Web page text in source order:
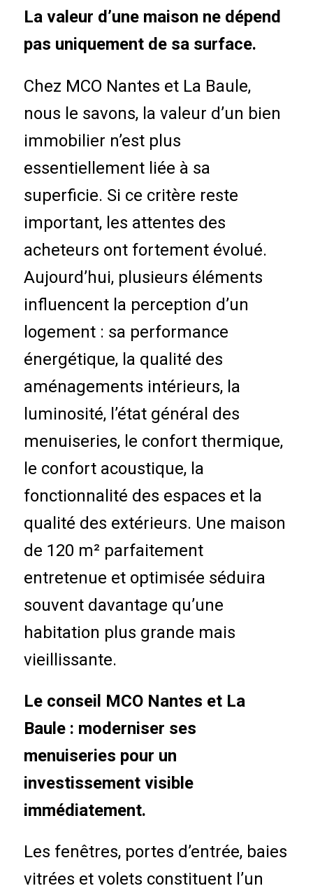
La valeur d’une maison ne dépend
pas uniquement de sa surface.
Chez MCO Nantes et La Baule,
nous le savons, la valeur d’un bien
immobilier n’est plus
essentiellement liée à sa
superficie. Si ce critère reste
important, les attentes des
acheteurs ont fortement évolué.
Aujourd’hui, plusieurs éléments
influencent la perception d’un
logement : sa performance
énergétique, la qualité des
aménagements intérieurs, la
luminosité, l’état général des
menuiseries, le confort thermique,
le confort acoustique, la
fonctionnalité des espaces et la
qualité des extérieurs. Une maison
de 120 m² parfaitement
entretenue et optimisée séduira
souvent davantage qu’une
habitation plus grande mais
vieillissante.
Le conseil MCO Nantes et La
Baule : moderniser ses
menuiseries pour un
investissement visible
immédiatement.
Les fenêtres, portes d’entrée, baies
vitrées et volets constituent l’un